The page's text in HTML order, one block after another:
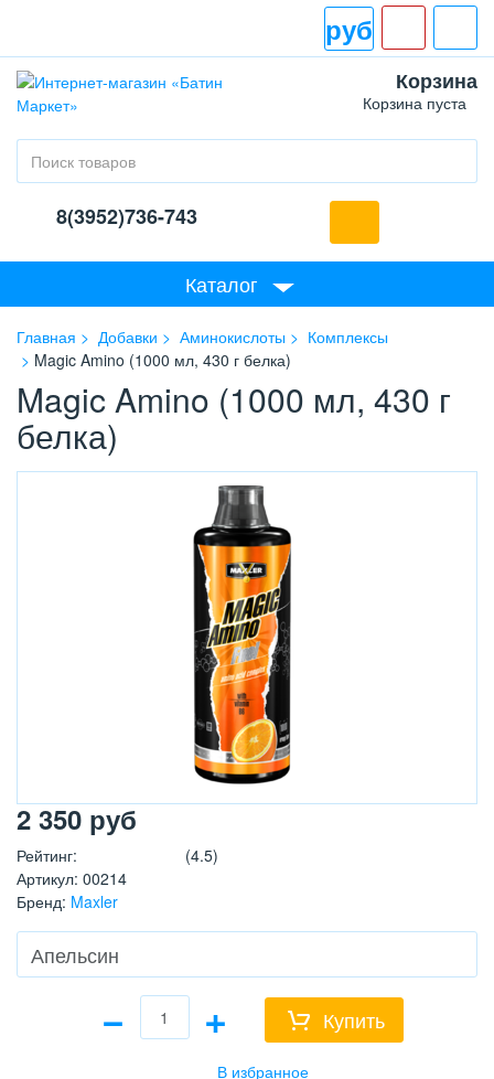
руб
Корзина
Корзина пуста
8(3952)736-743
Каталог
Главная Добавки Аминокислоты
Комплексы
Magic Amino (1000 мл, 430 г белка)
Magic Amino (1000 мл, 430 г
белка)
2 350 руб
Рейтинг:
(4.5)
Артикул: 00214
Бренд: Maxler
− + Купить